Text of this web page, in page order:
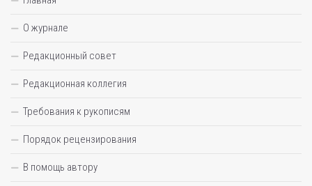
О журнале
Редакционный совет
Редакционная коллегия
Требования к рукописям
Порядок рецензирования
В помощь автору